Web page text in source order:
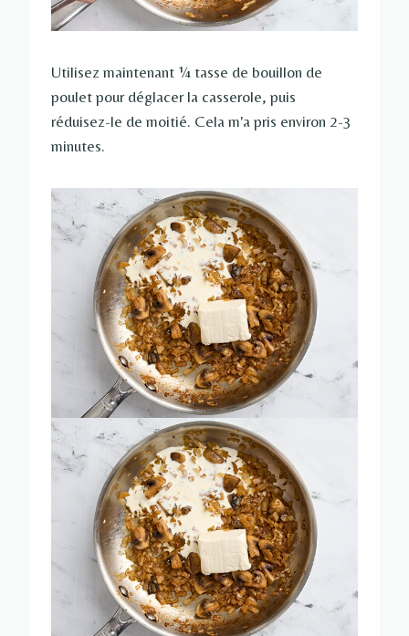
Utilisez maintenant ¼ tasse de bouillon de
poulet pour déglacer la casserole, puis
réduisez-le de moitié. Cela m'a pris environ 2-3
minutes.